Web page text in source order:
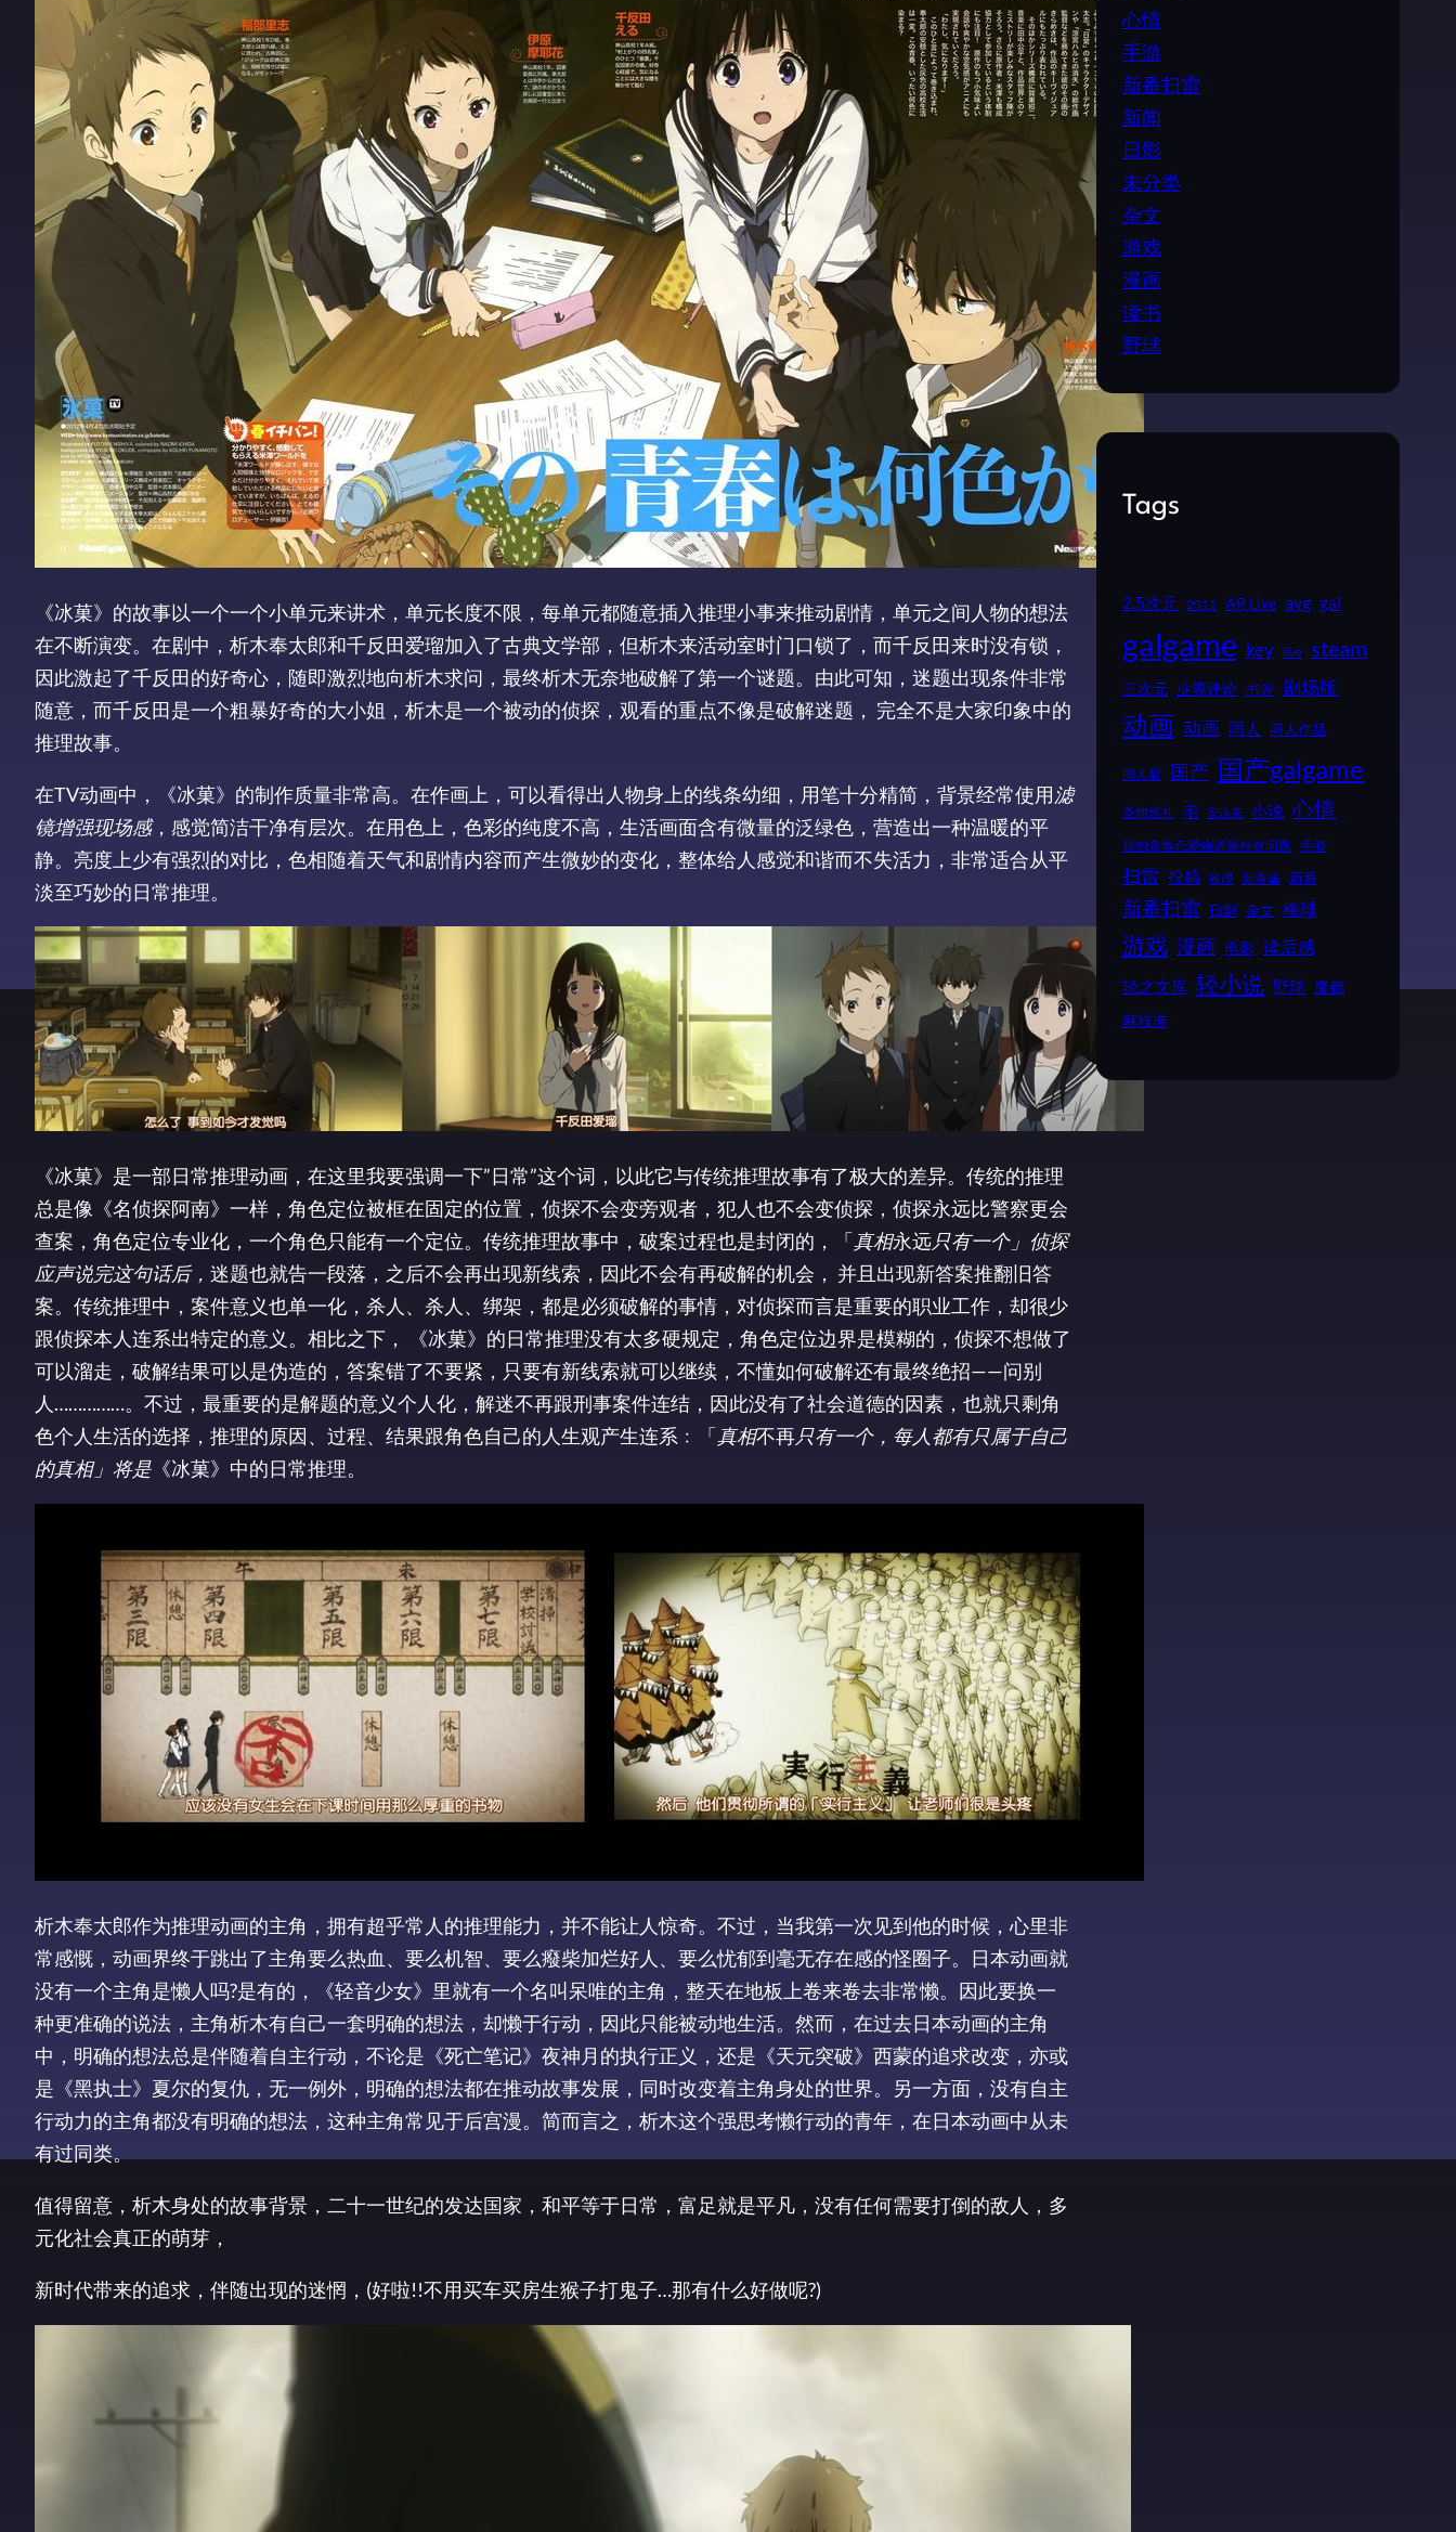
《冰菓》的故事以一个一个小单元来讲术，单元长度不限，每单元都随意插入推理小事来推动剧情，单元之间人物的想法
在不断演变。在剧中，析木奉太郎和千反田爱瑠加入了古典文学部，但析木来活动室时门口锁了，而千反田来时没有锁，
因此激起了千反田的好奇心，随即激烈地向析木求问，最终析木无奈地破解了第一个谜题。由此可知，迷题出现条件非常
随意，而千反田是一个粗暴好奇的大小姐，析木是一个被动的侦探，观看的重点不像是破解迷题， 完全不是大家印象中的
推理故事。
在TV动画中，《冰菓》的制作质量非常高。在作画上，可以看得出人物身上的线条幼细，用笔十分精简，背景经常使用滤
镜增强现场感，感觉简洁干净有层次。在用色上，色彩的纯度不高，生活画面含有微量的泛绿色，营造出一种温暖的平
静。亮度上少有强烈的对比，色相随着天气和剧情内容而产生微妙的变化，整体给人感觉和谐而不失活力，非常适合从平
淡至巧妙的日常推理。
《冰菓》是一部日常推理动画，在这里我要强调一下”日常”这个词，以此它与传统推理故事有了极大的差异。传统的推理
总是像《名侦探阿南》一样，角色定位被框在固定的位置，侦探不会变旁观者，犯人也不会变侦探，侦探永远比警察更会
查案，角色定位专业化，一个角色只能有一个定位。传统推理故事中，破案过程也是封闭的，「真相永远只有一个」侦探
应声说完这句话后， 迷题也就告一段落，之后不会再出现新线索，因此不会有再破解的机会， 并且出现新答案推翻旧答
案。传统推理中，案件意义也单一化，杀人、杀人、绑架，都是必须破解的事情，对侦探而言是重要的职业工作，却很少
跟侦探本人连系出特定的意义。相比之下， 《冰菓》的日常推理没有太多硬规定，角色定位边界是模糊的，侦探不想做了
可以溜走，破解结果可以是伪造的，答案错了不要紧，只要有新线索就可以继续，不懂如何破解还有最终绝招——问别
人……………。不过，最重要的是解题的意义个人化，解迷不再跟刑事案件连结，因此没有了社会道德的因素，也就只剩角
色个人生活的选择，推理的原因、过程、结果跟角色自己的人生观产生连系﹕「真相不再只有一个，每人都有只属于自己
的真相」将是 《冰菓》中的日常推理。
析木奉太郎作为推理动画的主角，拥有超乎常人的推理能力，并不能让人惊奇。不过，当我第一次见到他的时候，心里非
常感慨，动画界终于跳出了主角要么热血、要么机智、要么癈柴加烂好人、要么忧郁到毫无存在感的怪圈子。日本动画就
没有一个主角是懒人吗?是有的，《轻音少女》里就有一个名叫呆唯的主角，整天在地板上卷来卷去非常懒。因此要换一
种更准确的说法，主角析木有自己一套明确的想法，却懒于行动，因此只能被动地生活。然而，在过去日本动画的主角
中，明确的想法总是伴随着自主行动，不论是《死亡笔记》夜神月的执行正义，还是《天元突破》西蒙的追求改变，亦或
是《黑执士》夏尔的复仇，无一例外，明确的想法都在推动故事发展，同时改变着主角身处的世界。另一方面，没有自主
行动力的主角都没有明确的想法，这种主角常见于后宫漫。简而言之，析木这个强思考懒行动的青年，在日本动画中从未
有过同类。
值得留意，析木身处的故事背景，二十一世纪的发达国家，和平等于日常，富足就是平凡，没有任何需要打倒的敌人，多
元化社会真正的萌芽，
新时代带来的追求，伴随出现的迷惘，(好啦!!不用买车买房生猴子打鬼子…那有什么好做呢?)
心情
手游
新番扫雷
新闻
日影
未分类
杂文
游戏
漫画
读书
野球
Tags
2.5次元 2011 AR Live avg gal
galgame key live steam
三次元 业界评论 书评 剧场版
动画 动画 同人 同人作品
同人展 国产 国产galgame
圣地巡礼 宅 安达充 小说 心情
我的青春恋爱物语果然有问题 手游
扫雷 投稿 推理 新海诚 新番
新番扫雷 日剧 杂文 棒球
游戏 漫画 电影 读后感
轻之文库 轻小说 野球 魔都
麻枝准